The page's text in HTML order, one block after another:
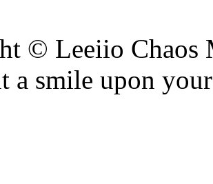
© Leeiio Chaos